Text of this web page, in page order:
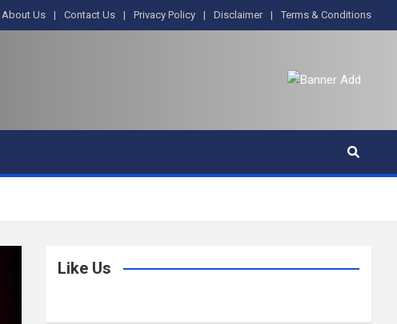
About Us Contact Us Privacy Policy Disclaimer Terms & Conditions
Like Us